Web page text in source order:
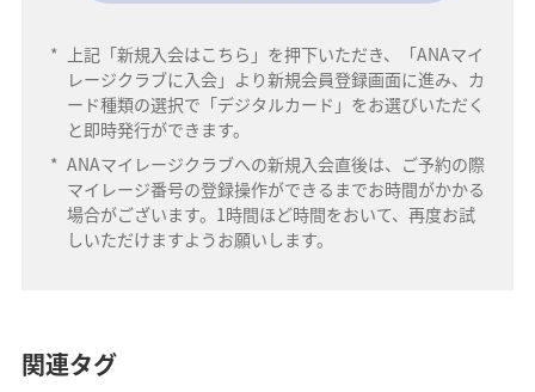
*
上記「新規入会はこちら」を押下いただき、「ANAマイ
レージクラブに入会」より新規会員登録画面に進み、カ
ード種類の選択で「デジタルカード」をお選びいただく
と即時発行ができます。
* ANAマイレージクラブへの新規入会直後は、ご予約の際
マイレージ番号の登録操作ができるまでお時間がかかる
場合がございます。1時間ほど時間をおいて、再度お試
しいただけますようお願いします。
関連タグ